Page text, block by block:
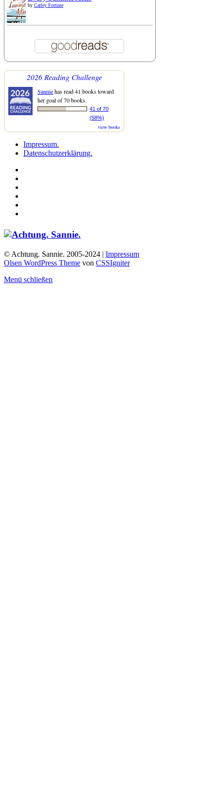
by Carley Fortune
2026 Reading Challenge
Sanniehas read 41 books toward
her goal of 70 books.
41 of 70
(58%)
view books
Impressum.
Datenschutzerklärung.
© Achtung. Sannie. 2005-2024 | Impressum
Olsen WordPress Theme von CSSIgniter
Menü schließen